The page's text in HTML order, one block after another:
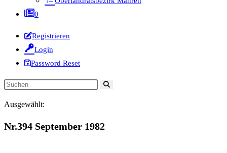
0
Registrieren
Login
Password Reset
Diese
durchsuchen
Ausgewählt:
Nr.394 September 1982